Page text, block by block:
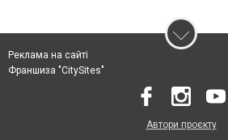
Реклама на сайті
Франшиза "CitySites"
Автори проєкту